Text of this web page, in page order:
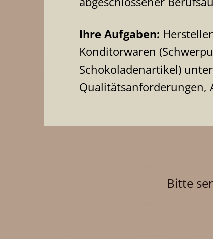
Ihre Aufgaben:
Konditorwaren
Schokoladenartikel)
Qualitätsanforderungen,
Bitte